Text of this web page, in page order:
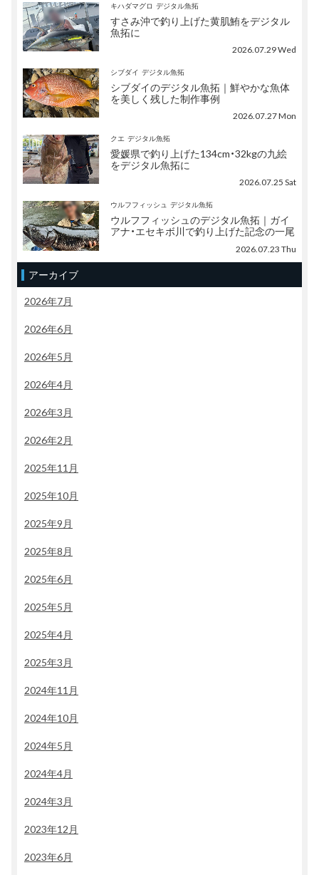
キハダマグロ デジタル魚拓
すさみ沖で釣り上げた黄肌鮪をデジタル
魚拓に
2026.07.29 Wed
シブダイ デジタル魚拓
シブダイのデジタル魚拓｜鮮やかな魚体
を美しく残した制作事例
2026.07.27 Mon
クエ デジタル魚拓
愛媛県で釣り上げた134cm・32kgの九絵
をデジタル魚拓に
2026.07.25 Sat
ウルフフィッシュ デジタル魚拓
ウルフフィッシュのデジタル魚拓｜ガイ
アナ・エセキボ川で釣り上げた記念の一尾
2026.07.23 Thu
アーカイブ
2026年7月
2026年6月
2026年5月
2026年4月
2026年3月
2026年2月
2025年11月
2025年10月
2025年9月
2025年8月
2025年6月
2025年5月
2025年4月
2025年3月
2024年11月
2024年10月
2024年5月
2024年4月
2024年3月
2023年12月
2023年6月